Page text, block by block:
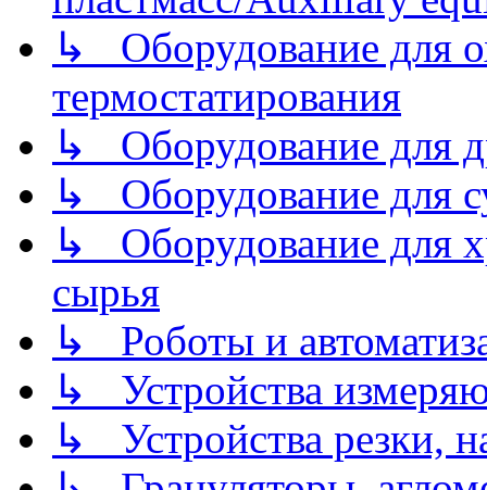
↳ Оборудование для
термостатирования
↳ Оборудование для
↳ Оборудование для
↳ Оборудование для
сырья
↳ Роботы и
↳ Устройства
↳ Устройства резки,